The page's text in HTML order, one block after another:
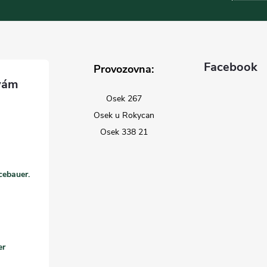
Provozovna:
Osek 267
Osek u Rokycan
Osek 338 21
Facebook